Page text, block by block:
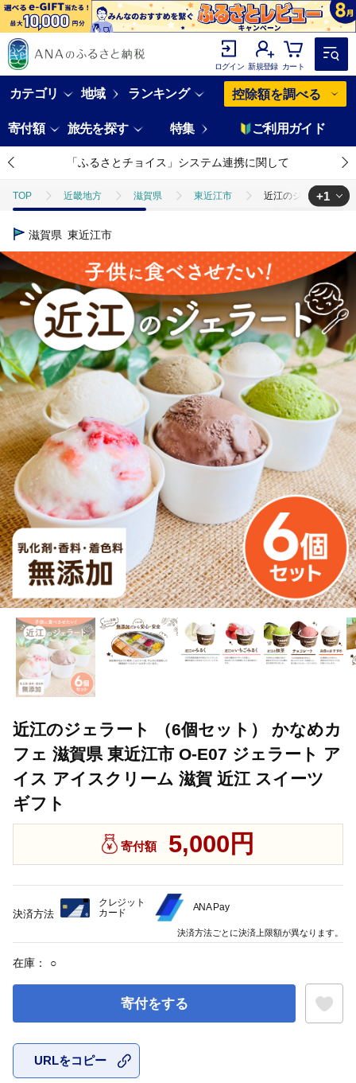
ログイン 新規登録 カート
カテゴリ 地域 ランキング 控除額を調べる
寄付額 旅先を探す 特集 ご利用ガイド
「ふるさとチョイス」システム連携に関して
TOP 近畿地方 滋賀県 東近江市 近江のジェラート （
TOP
+1
滋賀県 東近江市
近江のジェラート （6個セット） かなめカ
フェ 滋賀県 東近江市 O-E07 ジェラート ア
イス アイスクリーム 滋賀 近江 スイーツ
ギフト
寄付額 5,000円
在庫： ○
寄付をする
URLをコピー
決済方法
クレジット
カード
ANA Pay
決済方法ごとに決済上限額が異なります。